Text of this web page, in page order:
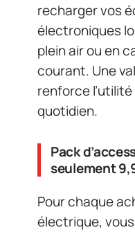
recharger vos
électroniques
plein air ou en
courant. Une
renforce
quotidien.
Pack
seulement
Pour chaque
électrique,